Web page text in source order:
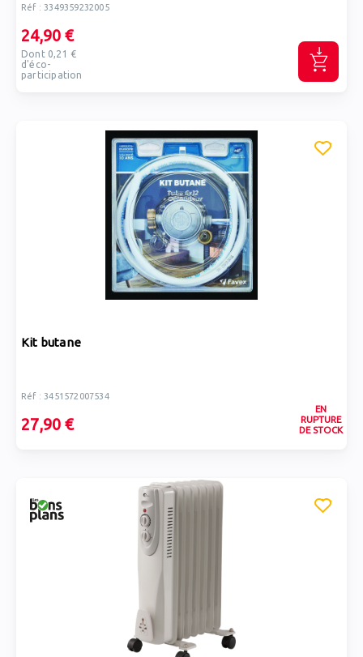
Réf : 3349359232005
24,90 €
Dont 0,21 €
d'éco-
participation
Kit butane
Réf : 3451572007534
27,90 €
EN
RUPTURE
DE STOCK